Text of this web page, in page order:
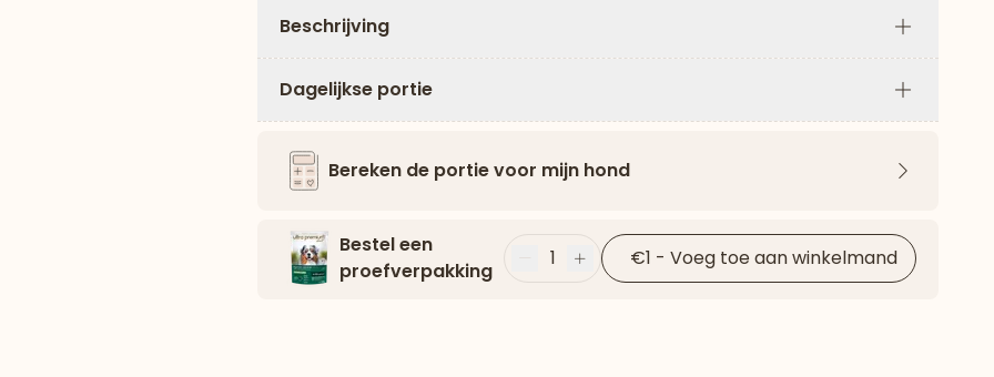
Beschrijving
Plus
Dagelijkse portie
Plus
Bereken de portie voor mijn hond
Bestel een
proefverpakking
Minder
1 Plus €1 - Voeg toe aan winkelmand